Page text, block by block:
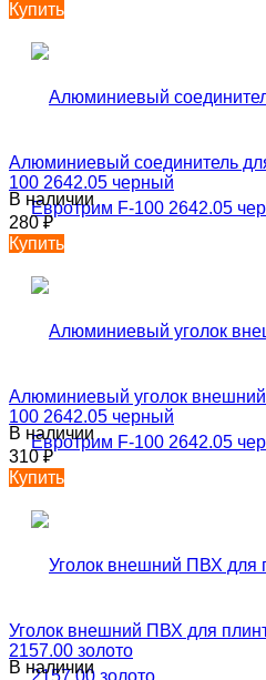
Купить
Алюминиевый соединитель
100 2642.05 черный
В наличии
280₽
Купить
Алюминиевый уголок
100 2642.05 черный
В наличии
310₽
Купить
Уголок внешний ПВХ для
2157.00 золото
В наличии